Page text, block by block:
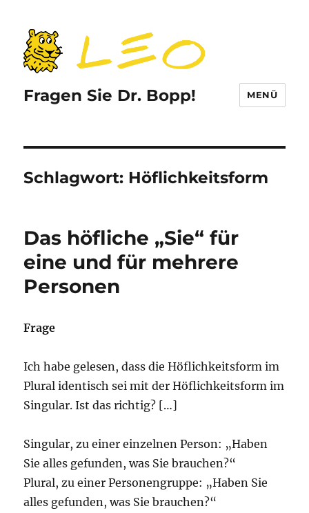
Fragen Sie Dr. Bopp! MENÜ
Schlagwort: Höflichkeitsform
Das höfliche „Sie“ für
eine und für mehrere
Personen
Frage
Ich habe gelesen, dass die Höflichkeitsform im
Plural identisch sei mit der Höflichkeitsform im
Singular. Ist das richtig? […]
Singular, zu einer einzelnen Person: „Haben
Sie alles gefunden, was Sie brauchen?“
Plural, zu einer Personengruppe: „Haben Sie
alles gefunden, was Sie brauchen?“